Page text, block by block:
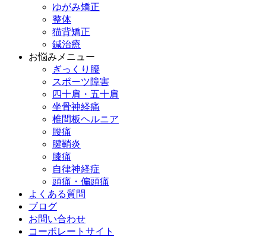
ゆがみ矯正
整体
猫背矯正
鍼治療
お悩みメニュー
ぎっくり腰
スポーツ障害
四十肩・五十肩
坐骨神経痛
椎間板ヘルニア
腰痛
腱鞘炎
膝痛
自律神経症
頭痛・偏頭痛
よくある質問
ブログ
お問い合わせ
コーポレートサイト